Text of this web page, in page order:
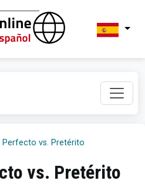
Perfecto vs. Pretérito
vs. Pretérito